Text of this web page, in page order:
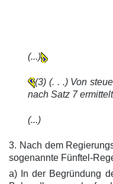
(...)
(3) (. . .) Von
nach Satz 7
(...)
3. Nach dem
sogenannte Fünftel-
a) In der Begründung